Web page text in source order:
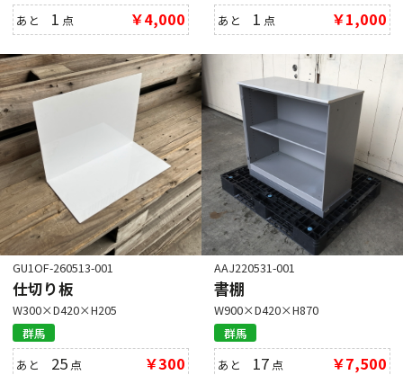
あと 1 点 ￥4,000 あと 1 点 ￥1,000
GU1OF-260513-001
仕切り板
W300×D420×H205
群馬
あと 25 点 ￥300
AAJ220531-001
書棚
W900×D420×H870
群馬
あと 17 点 ￥7,500